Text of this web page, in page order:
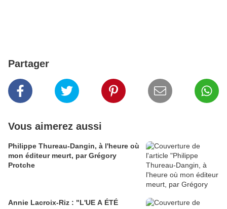
Partager
Vous aimerez aussi
Philippe Thureau-Dangin, à l'heure où
mon éditeur meurt, par Grégory
Protche
Annie Lacroix-Riz : "L'UE A ÉTÉ